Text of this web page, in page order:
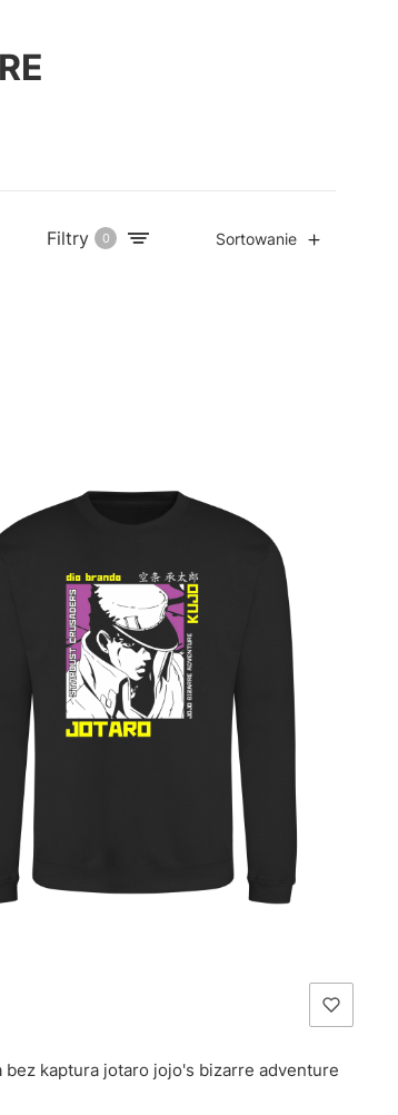
Filtry 0 Sortowanie
bez kaptura jotaro jojo's bizarre adventure